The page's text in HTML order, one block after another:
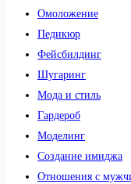
Омоложение
Педикюр
Фейсбилдинг
Шугаринг
Мода и стиль
Гардероб
Моделинг
Создание имиджа
Отношения с